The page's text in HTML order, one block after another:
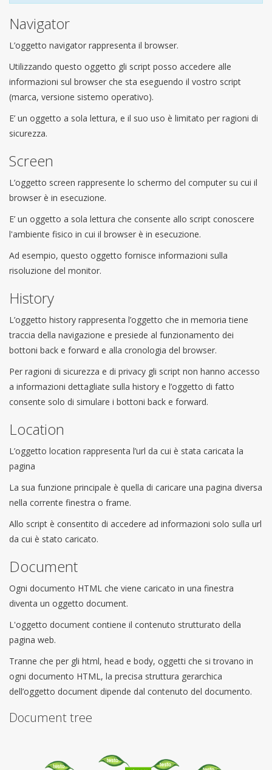
Navigator
L’oggetto navigator rappresenta il browser.
Utilizzando questo oggetto gli script posso accedere alle
informazioni sul browser che sta eseguendo il vostro script
(marca, versione sistemo operativo).
E’ un oggetto a sola lettura, e il suo uso è limitato per ragioni di
sicurezza.
Screen
L’oggetto screen rappresente lo schermo del computer su cui il
browser è in esecuzione.
E’ un oggetto a sola lettura che consente allo script conoscere
l'ambiente fisico in cui il browser è in esecuzione.
Ad esempio, questo oggetto fornisce informazioni sulla
risoluzione del monitor.
History
L’oggetto history rappresenta l’oggetto che in memoria tiene
traccia della navigazione e presiede al funzionamento dei
bottoni back e forward e alla cronologia del browser.
Per ragioni di sicurezza e di privacy gli script non hanno accesso
a informazioni dettagliate sulla history e l’oggetto di fatto
consente solo di simulare i bottoni back e forward.
Location
L’oggetto location rappresenta l’url da cui è stata caricata la
pagina
La sua funzione principale è quella di caricare una pagina diversa
nella corrente finestra o frame.
Allo script è consentito di accedere ad informazioni solo sulla url
da cui è stato caricato.
Document
Ogni documento HTML che viene caricato in una finestra
diventa un oggetto document.
L'oggetto document contiene il contenuto strutturato della
pagina web.
Tranne che per gli html, head e body, oggetti che si trovano in
ogni documento HTML, la precisa struttura gerarchica
dell’oggetto document dipende dal contenuto del documento.
Document tree